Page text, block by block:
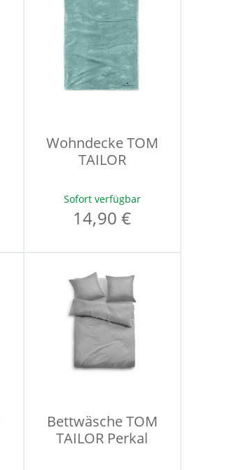
Wohndecke TOM
TAILOR
Sofort verfügbar
14,90 €
Bettwäsche TOM
TAILOR Perkal